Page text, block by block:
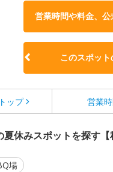
営業時間や料金、
このスポッ
トップ 営業
休みスポットを探す【
場